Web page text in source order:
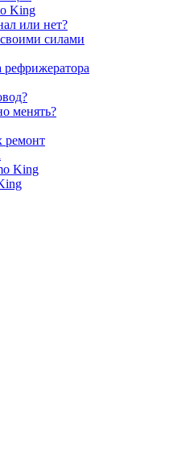
King
или нет?
силами
менять?
ремонт
King